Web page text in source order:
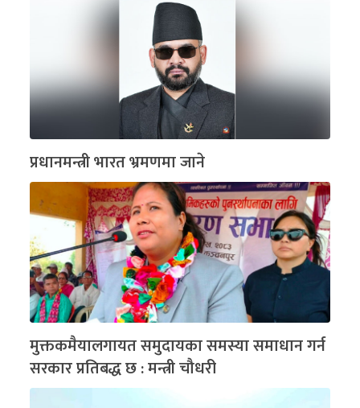
प्रधानमन्त्री भारत भ्रमणमा जाने
मुक्तकमैयालगायत समुदायका समस्या समाधान गर्न
सरकार प्रतिबद्ध छ : मन्त्री चौधरी